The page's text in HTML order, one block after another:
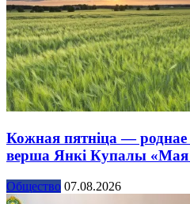
Кожная пятніца —
верша Янкі Купалы «Мая
Общество 07.08.2026